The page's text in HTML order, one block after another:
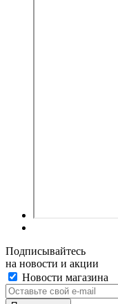
Подписывайтесь
на новости и акции
Новости магазина